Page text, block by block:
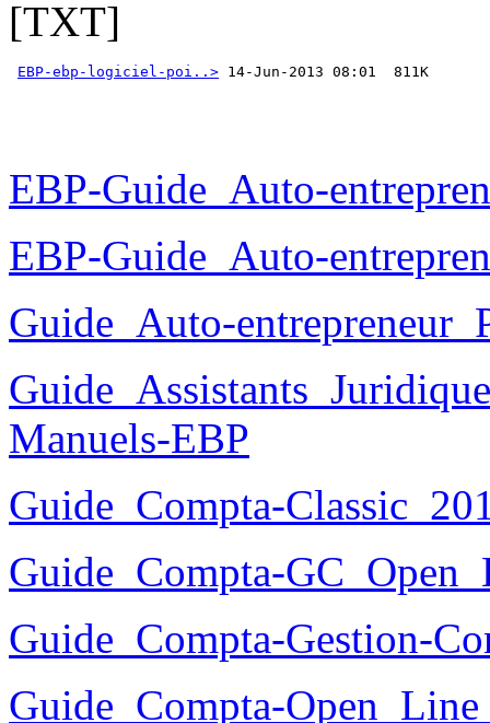
EBP-ebp-logiciel-poi..> 14-Jun-2013 08:01  811K
EBP-Guide_Auto-
EBP-Guide_Auto-
Guide_Auto-
Manuels-EBP
Guide_Compta-
Guide_Compta-
Guide_Compta-Gestion-
Guide_Compta-